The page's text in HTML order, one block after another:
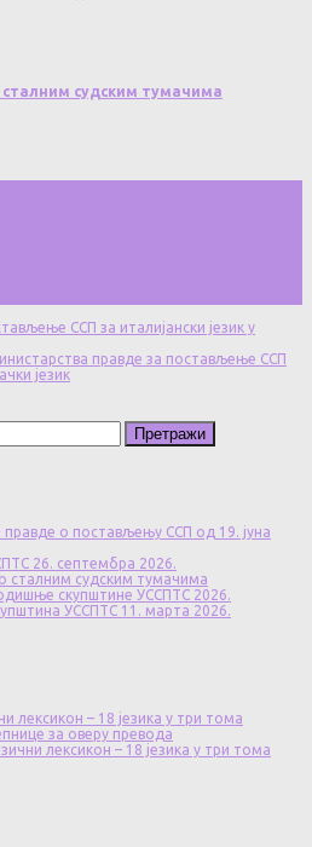
судским тумачима
ССП за италијански језик у
правде за постављење ССП
језик
о постављењу ССП од 19. јуна
26. септембра 2026.
сталним судским тумачима
скупштине УССПТС 2026.
УССПТС 11. марта 2026.
лексикон – 18 језика у три тома
за оверу превода
лексикон – 18 језика у три тома